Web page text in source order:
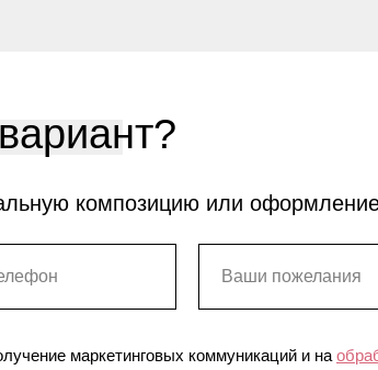
композицию или
маркетинговых коммуникаций и на